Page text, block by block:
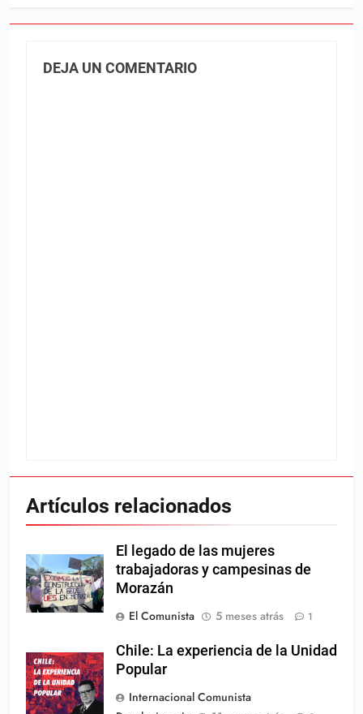
DEJA UN COMENTARIO
Artículos relacionados
El legado de las mujeres
trabajadoras y campesinas de
Morazán
El Comunista
5 meses atrás 1
Chile: La experiencia de la Unidad
Popular
Internacional Comunista